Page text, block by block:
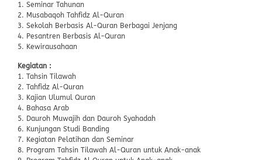
1. Seminar Tahunan
2. Musabaqoh Tahfidz Al-Quran
3. Sekolah Berbasis Al-Quran Berbagai Jenjang
4. Pesantren Berbasis Al-Quran
5. Kewirausahaan
Kegiatan :
1. Tahsin Tilawah
2. Tahfidz Al-Quran
3. Kajian Ulumul Quran
4. Bahasa Arab
5. Dauroh Muwajih dan Dauroh Syahadah
6. Kunjungan Studi Banding
7. Kegiatan Pelatihan dan Seminar
8. Program Tahsin Tilawah Al-Quran untuk Anak-anak